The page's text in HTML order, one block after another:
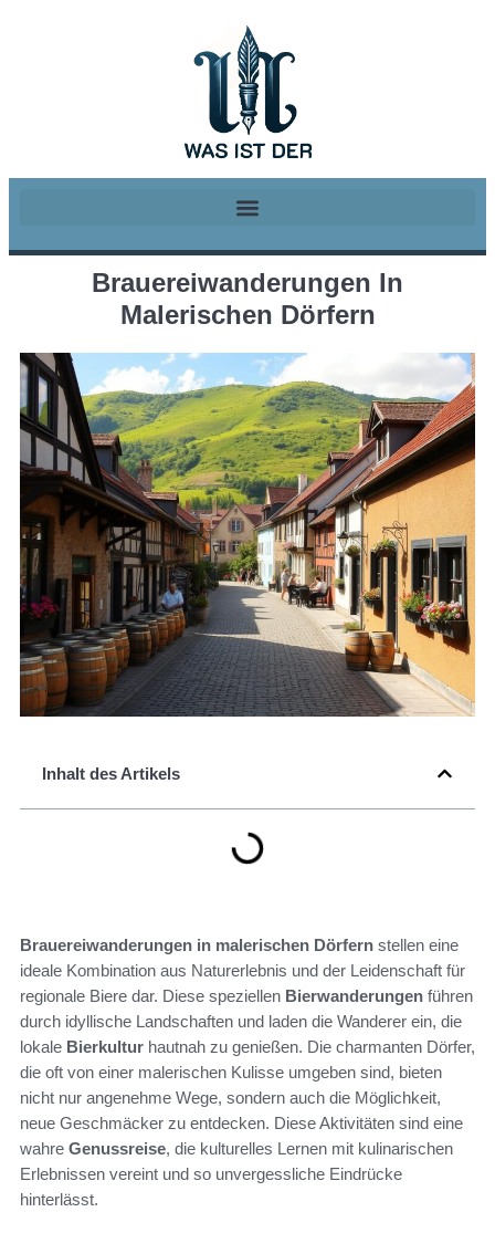
Brauereiwanderungen In
Malerischen Dörfern
Inhalt des Artikels
Brauereiwanderungen in malerischen Dörfern stellen eine
ideale Kombination aus Naturerlebnis und der Leidenschaft für
regionale Biere dar. Diese speziellen Bierwanderungen führen
durch idyllische Landschaften und laden die Wanderer ein, die
lokale Bierkultur hautnah zu genießen. Die charmanten Dörfer,
die oft von einer malerischen Kulisse umgeben sind, bieten
nicht nur angenehme Wege, sondern auch die Möglichkeit,
neue Geschmäcker zu entdecken. Diese Aktivitäten sind eine
wahre Genussreise, die kulturelles Lernen mit kulinarischen
Erlebnissen vereint und so unvergessliche Eindrücke
hinterlässt.